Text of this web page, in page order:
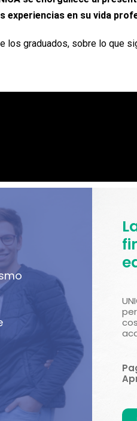
experiencias en su vida
los graduados, sobre lo que